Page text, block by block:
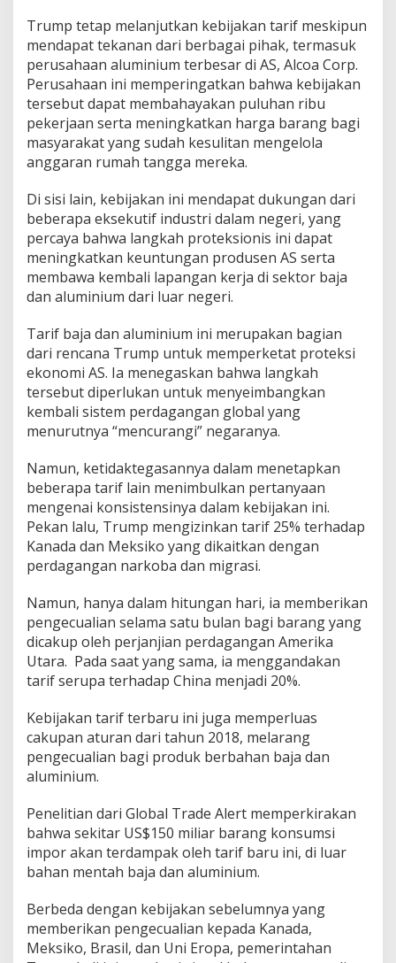
Trump tetap melanjutkan kebijakan tarif meskipun
mendapat tekanan dari berbagai pihak, termasuk
perusahaan aluminium terbesar di AS, Alcoa Corp.
Perusahaan ini memperingatkan bahwa kebijakan
tersebut dapat membahayakan puluhan ribu
pekerjaan serta meningkatkan harga barang bagi
masyarakat yang sudah kesulitan mengelola
anggaran rumah tangga mereka.
Di sisi lain, kebijakan ini mendapat dukungan dari
beberapa eksekutif industri dalam negeri, yang
percaya bahwa langkah proteksionis ini dapat
meningkatkan keuntungan produsen AS serta
membawa kembali lapangan kerja di sektor baja
dan aluminium dari luar negeri.
Tarif baja dan aluminium ini merupakan bagian
dari rencana Trump untuk memperketat proteksi
ekonomi AS. Ia menegaskan bahwa langkah
tersebut diperlukan untuk menyeimbangkan
kembali sistem perdagangan global yang
menurutnya “mencurangi” negaranya.
Namun, ketidaktegasannya dalam menetapkan
beberapa tarif lain menimbulkan pertanyaan
mengenai konsistensinya dalam kebijakan ini.
Pekan lalu, Trump mengizinkan tarif 25% terhadap
Kanada dan Meksiko yang dikaitkan dengan
perdagangan narkoba dan migrasi.
Namun, hanya dalam hitungan hari, ia memberikan
pengecualian selama satu bulan bagi barang yang
dicakup oleh perjanjian perdagangan Amerika
Utara. Pada saat yang sama, ia menggandakan
tarif serupa terhadap China menjadi 20%.
Kebijakan tarif terbaru ini juga memperluas
cakupan aturan dari tahun 2018, melarang
pengecualian bagi produk berbahan baja dan
aluminium.
Penelitian dari Global Trade Alert memperkirakan
bahwa sekitar US$150 miliar barang konsumsi
impor akan terdampak oleh tarif baru ini, di luar
bahan mentah baja dan aluminium.
Berbeda dengan kebijakan sebelumnya yang
memberikan pengecualian kepada Kanada,
Meksiko, Brasil, dan Uni Eropa, pemerintahan